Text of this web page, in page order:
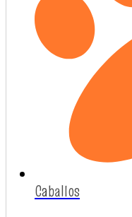
Caballos